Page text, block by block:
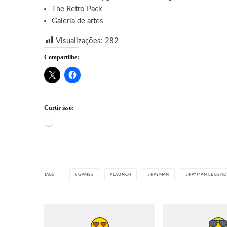
The Retro Pack
Galeria de artes
Visualizações: 282
Compartilhe:
Curtir isso:
TAGS GAMES LAUNCH RAYMAN RAYMAN